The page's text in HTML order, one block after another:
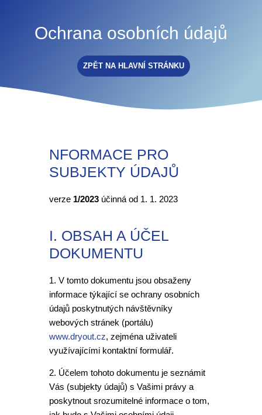
Ochrana osobních údajů
ZPĚT NA HLAVNÍ STRÁNKU
NFORMACE PRO
SUBJEKTY ÚDAJŮ
verze 1/2023 účinná od 1. 1. 2023
I. OBSAH A ÚČEL
DOKUMENTU
1. V tomto dokumentu jsou obsaženy
informace týkající se ochrany osobních
údajů poskytnutých návštěvníky
webových stránek (portálu)
www.dryout.cz, zejména uživateli
využívajícími kontaktní formulář.
2. Účelem tohoto dokumentu je seznámit
Vás (subjekty údajů) s Vašimi právy a
poskytnout srozumitelné informace o tom,